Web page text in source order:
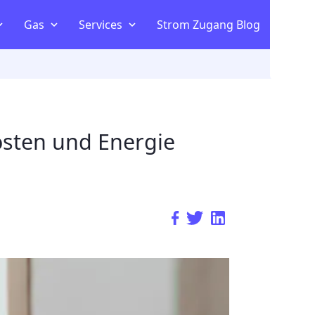
Vergleich
Gas Services Strom Zugang Blog
und Energie